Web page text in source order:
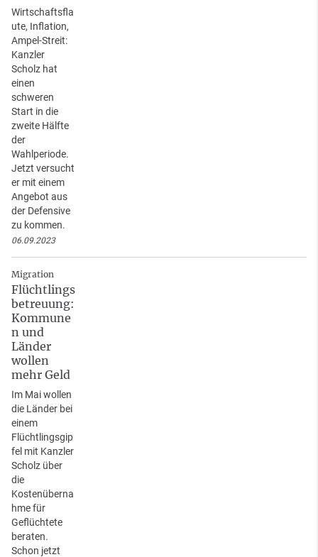
Wirtschaftsfla
ute, Inflation,
Ampel-Streit:
Kanzler
Scholz hat
einen
schweren
Start in die
zweite Hälfte
der
Wahlperiode.
Jetzt versucht
er mit einem
Angebot aus
der Defensive
zu kommen.
06.09.2023
Migration
Flüchtlings
betreuung:
Kommune
n und
Länder
wollen
mehr Geld
Im Mai wollen
die Länder bei
einem
Flüchtlingsgip
fel mit Kanzler
Scholz über
die
Kostenüberna
hme für
Geflüchtete
beraten.
Schon jetzt